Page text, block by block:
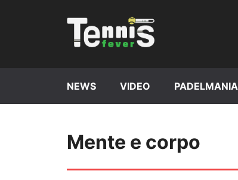
NEWS VIDEO PADELMANIA
Mente e corpo